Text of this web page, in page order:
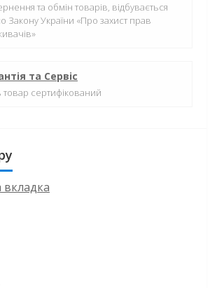
та обмін товарів, відбувається
Закону України «Про захист прав
та Сервіс
товар сертифікований
вкладка